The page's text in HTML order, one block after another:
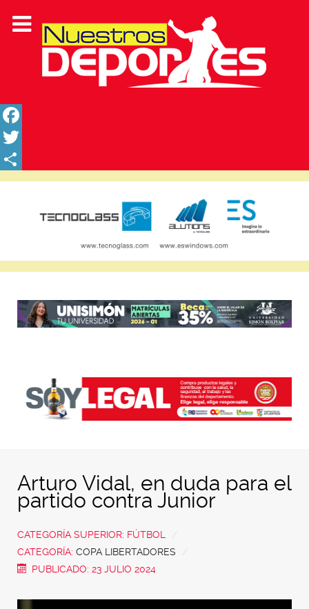
Facebook
Twitter
Share
Arturo Vidal, en duda para el
partido contra Junior
CATEGORÍA SUPERIOR: FÚTBOL
CATEGORÍA: COPA LIBERTADORES
PUBLICADO: 23 JULIO 2024